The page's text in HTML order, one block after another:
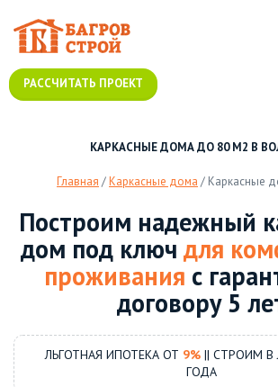
РАССЧИТАТЬ ПРОЕКТ
КАРКАСНЫЕ ДОМА ДО 80 М2 В
Главная /Каркасные дома / Каркасные
Построим надежный
дом под ключ для
проживания с
договору 5
ЛЬГОТНАЯ ИПОТЕКА ОТ 9%|| СТРОИМ В
ГОДА